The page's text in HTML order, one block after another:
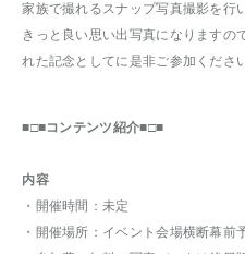
家族で撮れるスナップ写真撮影を行
きっと良い思い出写真になりますの
れた記念としてに是非ご参加ください
■□■コンテンツ紹介■□■
内容
・開催時間：未定
・開催場所：イベント会場横断幕前